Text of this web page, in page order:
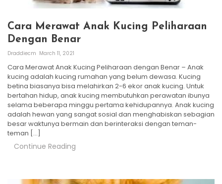
Cara Merawat Anak Kucing Peliharaan
Dengan Benar
Draddiecm March 11, 2021
Cara Merawat Anak Kucing Peliharaan dengan Benar – Anak
kucing adalah kucing rumahan yang belum dewasa. Kucing
betina biasanya bisa melahirkan 2-6 ekor anak kucing. Untuk
bertahan hidup, anak kucing membutuhkan perawatan ibunya
selama beberapa minggu pertama kehidupannya. Anak kucing
adalah hewan yang sangat sosial dan menghabiskan sebagian
besar waktunya bermain dan berinteraksi dengan teman-
teman […]
Continue Reading